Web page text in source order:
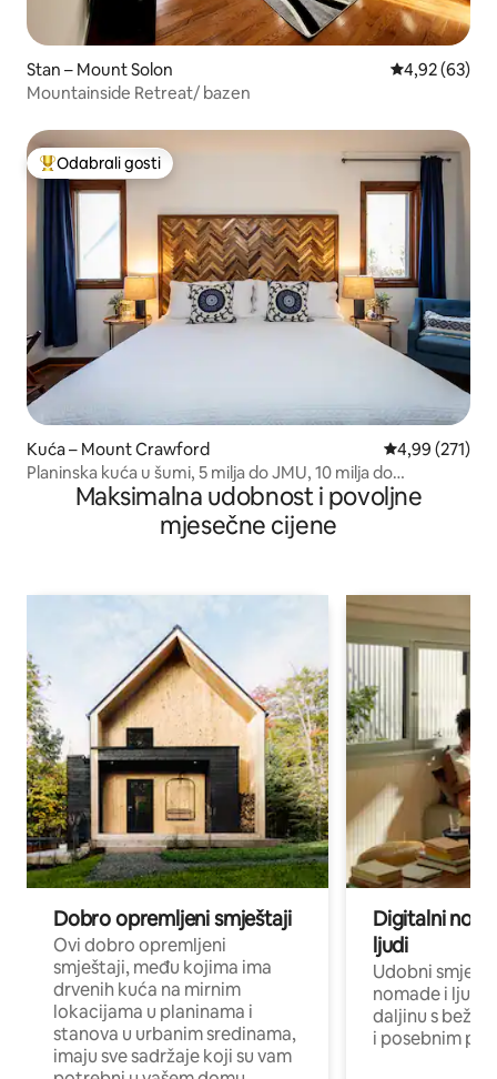
Stan – Mount Solon Prosječna
4,92 (63)
Mountainside Retreat/ bazen
Među najviše rangiranima s oznakom „Odabrali gosti”
Odabrali gosti
Kuća – Mount Crawford Prosječna
4,99 (271)
Planinska kuća u šumi, 5 milja do JMU, 10 milja do
MassanutaMaksimalna udobnost i povoljne
mjesečne cijene
Dobro opremljeni smještaji
Ovi dobro opremljeni
smještaji, među kojima ima
drvenih kuća na mirnim
lokacijama u planinama i
stanova u urbanim sredinama,
imaju sve sadržaje koji su vam
Digitalni
ljudi
Udobni
nomade i ljude
daljinu s
i posebnim